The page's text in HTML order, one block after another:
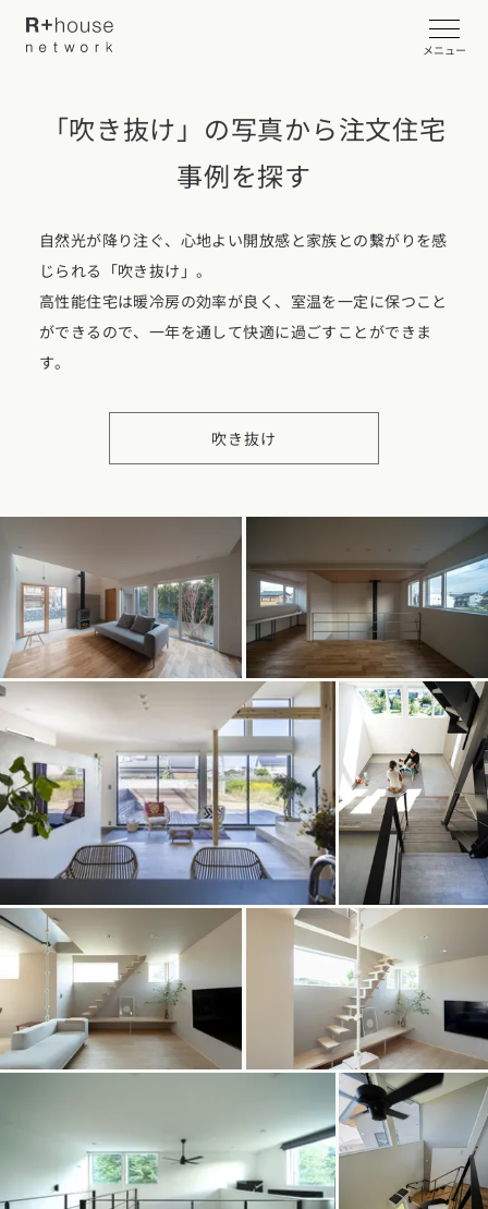
メニュー
イベント・見学会を探す
カタログ請求する
近くの工務店に相談する
選べる仕様
コストパフォーマンス
アフターサポート
建築家
東京都 神奈川県埼玉県 千葉県茨城県栃木県群馬県
甲信越・北陸エリア
新潟県富山県石川県福井県山梨県長野県
東海エリア
愛知県 岐阜県静岡県三重県
関西エリア
大阪府兵庫県 京都府滋賀県奈良県和歌山県
中国エリア
広島県岡山県鳥取県
四国エリア
香川県 徳島県 愛媛県高知県
福岡県佐賀県長崎県熊本県 大分県宮崎県鹿児島県
沖縄県
2階建て
狭小住宅
二世帯住宅
フォトギャラリー
オーナー様の声(評価・口コミ)
設計した建築家の想い
R+houseの間取り
動画で学ぶ注文住宅
動画で学ぶ注文住宅
家づくりのお勉強
デザイン
ルームツアー
家づくりコラム
家づくりコラム一覧
注文住宅の基礎知識
設備・性能
お金と住まい
周辺環境
施工事例
スタイルのヒント
デザインのヒント
デザインコンテスト
エリア別注文住宅
北海道・東北エリア
北海道 青森県岩手県宮城県秋田県 山形県 福島県
関東エリア
東京都神奈川県埼玉県千葉県茨城県栃木県群馬県
甲信越・北陸エリア
新潟県富山県石川県 山梨県長野県
東海エリア
愛知県岐阜県静岡県 三重県
大阪府兵庫県 京都府 滋賀県奈良県和歌山県
中国エリア
チェックポイントがわかる！
家づくり３つのお役立ちツール
「吹き抜け」の写真から注文住宅
事例を探す
自然光が降り注ぐ、心地よい開放感と家族との繋がりを感
じられる「吹き抜け」。
高性能住宅は暖冷房の効率が良く、室温を一定に保つこと
ができるので、一年を通して快適に過ごすことができま
す。
吹き抜け
リビング ダイニング
キッチン 和室・畳スペース
ワークスペース 玄関 洗面所
庭・中庭 テラス・デッキ 土間
吹き抜け
クローゼット 収納スペース 軒下空間
階段下空間 ガレージハウス
フリースペース 廊下
トレーニングルーム バスルーム
室内窓 ピクチャーウインドウ ドア
アクセントウォール 照明
インテリア・小物